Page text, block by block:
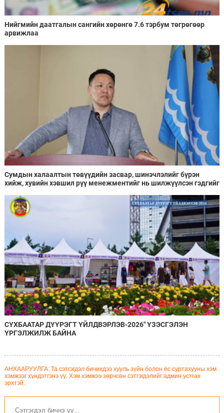
Нийгмийн даатгалын сангийн хөрөнгө 7.6 тэрбум төгрөгөөр
арвижлаа
Сумдын халаалтын төвүүдийн засвар, шинэчлэлийг бүрэн
хийж, хувийн хэвшил рүү менежментийг нь шилжүүлсэн гэдгийг
СҮХБААТАР ДҮҮРЭГТ ҮЙЛДВЭРЛЭВ-2026" ҮЗЭСГЭЛЭН
ҮРГЭЛЖИЛЖ БАЙНА
АНХААРУУЛГА: Та сэтгэгдэл бичихдээ хууль зүйн болон ёс суртахууны хэм
хэмжээг хүндэтгэнэ үү. Хэм хэмжээ зөрчсөн сэтгэгдэлийг админ устгах
эрхтэй.